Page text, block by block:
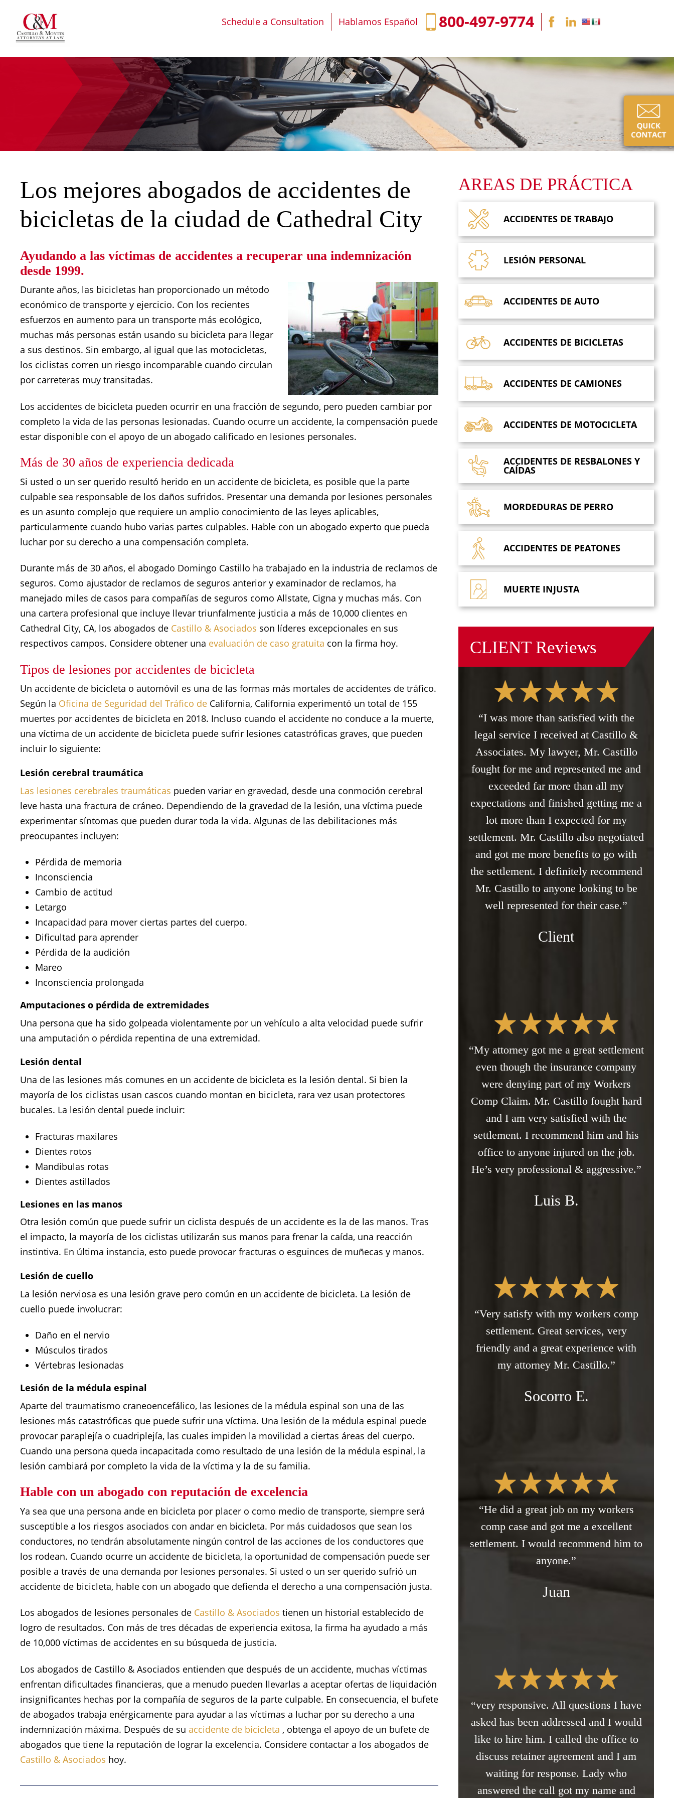
Schedule a Consultation Hablamos Español 800-497-9774
Los mejores abogados de accidentes de
bicicletas de la ciudad de Cathedral City
Ayudando a las víctimas de accidentes a recuperar una indemnización
desde 1999.
Durante años, las bicicletas han proporcionado un método
económico de transporte y ejercicio. Con los recientes
esfuerzos en aumento para un transporte más ecológico,
muchas más personas están usando su bicicleta para llegar
a sus destinos. Sin embargo, al igual que las motocicletas,
los ciclistas corren un riesgo incomparable cuando circulan
por carreteras muy transitadas.
Los accidentes de bicicleta pueden ocurrir en una fracción de segundo, pero pueden cambiar por
completo la vida de las personas lesionadas. Cuando ocurre un accidente, la compensación puede
estar disponible con el apoyo de un abogado calificado en lesiones personales.
Más de 30 años de experiencia dedicada
Si usted o un ser querido resultó herido en un accidente de bicicleta, es posible que la parte
culpable sea responsable de los daños sufridos. Presentar una demanda por lesiones personales
es un asunto complejo que requiere un amplio conocimiento de las leyes aplicables,
particularmente cuando hubo varias partes culpables. Hable con un abogado experto que pueda
luchar por su derecho a una compensación completa.
Durante más de 30 años, el abogado Domingo Castillo ha trabajado en la industria de reclamos de
seguros. Como ajustador de reclamos de seguros anterior y examinador de reclamos, ha
manejado miles de casos para compañías de seguros como Allstate, Cigna y muchas más. Con
una cartera profesional que incluye llevar triunfalmente justicia a más de 10,000 clientes en
Cathedral City, CA, los abogados de Castillo & Asociados son líderes excepcionales en sus
respectivos campos. Considere obtener una evaluación de caso gratuita con la firma hoy.
Tipos de lesiones por accidentes de bicicleta
Un accidente de bicicleta o automóvil es una de las formas más mortales de accidentes de tráfico.
Según la Oficina de Seguridad del Tráfico de California, California experimentó un total de 155
muertes por accidentes de bicicleta en 2018. Incluso cuando el accidente no conduce a la muerte,
una víctima de un accidente de bicicleta puede sufrir lesiones catastróficas graves, que pueden
incluir lo siguiente:
Lesión cerebral traumática
Las lesiones cerebrales traumáticas pueden variar en gravedad, desde una conmoción cerebral
leve hasta una fractura de cráneo. Dependiendo de la gravedad de la lesión, una víctima puede
experimentar síntomas que pueden durar toda la vida. Algunas de las debilitaciones más
preocupantes incluyen:
Pérdida de memoria
Inconsciencia
Cambio de actitud
Letargo
Incapacidad para mover ciertas partes del cuerpo.
Dificultad para aprender
Pérdida de la audición
Mareo
Inconsciencia prolongada
Amputaciones o pérdida de extremidades
Una persona que ha sido golpeada violentamente por un vehículo a alta velocidad puede sufrir
una amputación o pérdida repentina de una extremidad.
Lesión dental
Una de las lesiones más comunes en un accidente de bicicleta es la lesión dental. Si bien la
mayoría de los ciclistas usan cascos cuando montan en bicicleta, rara vez usan protectores
bucales. La lesión dental puede incluir:
Fracturas maxilares
Dientes rotos
Mandibulas rotas
Dientes astillados
Lesiones en las manos
Otra lesión común que puede sufrir un ciclista después de un accidente es la de las manos. Tras
el impacto, la mayoría de los ciclistas utilizarán sus manos para frenar la caída, una reacción
instintiva. En última instancia, esto puede provocar fracturas o esguinces de muñecas y manos.
Lesión de cuello
La lesión nerviosa es una lesión grave pero común en un accidente de bicicleta. La lesión de
cuello puede involucrar:
Daño en el nervio
Músculos tirados
Vértebras lesionadas
Lesión de la médula espinal
Aparte del traumatismo craneoencefálico, las lesiones de la médula espinal son una de las
lesiones más catastróficas que puede sufrir una víctima. Una lesión de la médula espinal puede
provocar paraplejía o cuadriplejía, las cuales impiden la movilidad a ciertas áreas del cuerpo.
Cuando una persona queda incapacitada como resultado de una lesión de la médula espinal, la
lesión cambiará por completo la vida de la víctima y la de su familia.
Hable con un abogado con reputación de excelencia
Ya sea que una persona ande en bicicleta por placer o como medio de transporte, siempre será
susceptible a los riesgos asociados con andar en bicicleta. Por más cuidadosos que sean los
conductores, no tendrán absolutamente ningún control de las acciones de los conductores que
los rodean. Cuando ocurre un accidente de bicicleta, la oportunidad de compensación puede ser
posible a través de una demanda por lesiones personales. Si usted o un ser querido sufrió un
accidente de bicicleta, hable con un abogado que defienda el derecho a una compensación justa.
Los abogados de lesiones personales de Castillo & Asociados tienen un historial establecido de
logro de resultados. Con más de tres décadas de experiencia exitosa, la firma ha ayudado a más
de 10,000 víctimas de accidentes en su búsqueda de justicia.
Los abogados de Castillo & Asociados entienden que después de un accidente, muchas víctimas
enfrentan dificultades financieras, que a menudo pueden llevarlas a aceptar ofertas de liquidación
insignificantes hechas por la compañía de seguros de la parte culpable. En consecuencia, el bufete
de abogados trabaja enérgicamente para ayudar a las víctimas a luchar por su derecho a una
indemnización máxima. Después de su accidente de bicicleta , obtenga el apoyo de un bufete de
abogados que tiene la reputación de lograr la excelencia. Considere contactar a los abogados de
Castillo & Asociados hoy.
AREAS DE PRÁCTICA
ACCIDENTES DE TRABAJO
LESIÓN PERSONAL
ACCIDENTES DE AUTO
ACCIDENTES DE BICICLETAS
ACCIDENTES DE CAMIONES
ACCIDENTES DE MOTOCICLETA
ACCIDENTES DE RESBALONES Y
CAÍDAS
MORDEDURAS DE PERRO
ACCIDENTES DE PEATONES
MUERTE INJUSTA
CLIENTReviews
“I was more than satisfied with the
legal service I received at Castillo &
Associates. My lawyer, Mr. Castillo
fought for me and represented me and
exceeded far more than all my
expectations and finished getting me a
lot more than I expected for my
settlement. Mr. Castillo also negotiated
and got me more benefits to go with
the settlement. I definitely recommend
Mr. Castillo to anyone looking to be
well represented for their case.”
Client
“My attorney got me a great settlement
even though the insurance company
were denying part of my Workers
Comp Claim. Mr. Castillo fought hard
and I am very satisfied with the
settlement. I recommend him and his
office to anyone injured on the job.
He’s very professional & aggressive.”
Luis B.
“Very satisfy with my workers comp
settlement. Great services, very
friendly and a great experience with
my attorney Mr. Castillo.”
Socorro E.
“He did a great job on my workers
comp case and got me a excellent
settlement. I would recommend him to
anyone.”
Juan
“very responsive. All questions I have
asked has been addressed and I would
like to hire him. I called the office to
discuss retainer agreement and I am
waiting for response. Lady who
answered the call got my name and